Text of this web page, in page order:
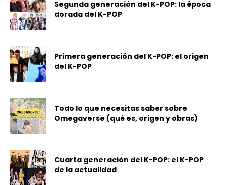
Segunda generación del K-POP: la época
dorada del K-POP
Primera generación del K-POP: el origen
del K-POP
Todo lo que necesitas saber sobre
Omegaverse (qué es, origen y obras)
Cuarta generación del K-POP: el K-POP
de la actualidad